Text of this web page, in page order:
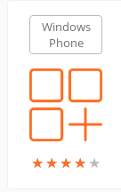
Windows
Phone
★★★★ ★
★★★★ ★